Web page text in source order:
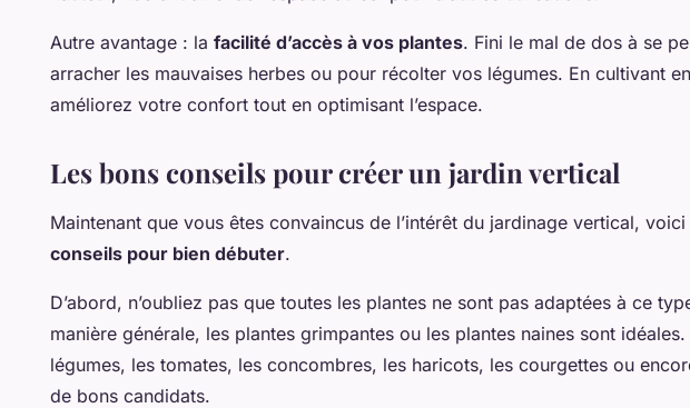
Autre avantage : la facilité d’accès à vos plantes. Fini le mal de dos à se
arracher les mauvaises herbes ou pour récolter vos légumes. En cultivant
améliorez votre confort tout en optimisant l’espace.
Les bons conseils pour créer un jardin vertical
Maintenant que vous êtes convaincus de l’intérêt du jardinage vertical,
conseils pour bien débuter.
D’abord, n’oubliez pas que toutes les plantes ne sont pas adaptées à ce
manière générale, les plantes grimpantes ou les plantes naines sont
légumes, les tomates, les concombres, les haricots, les courgettes ou
de bons candidats.